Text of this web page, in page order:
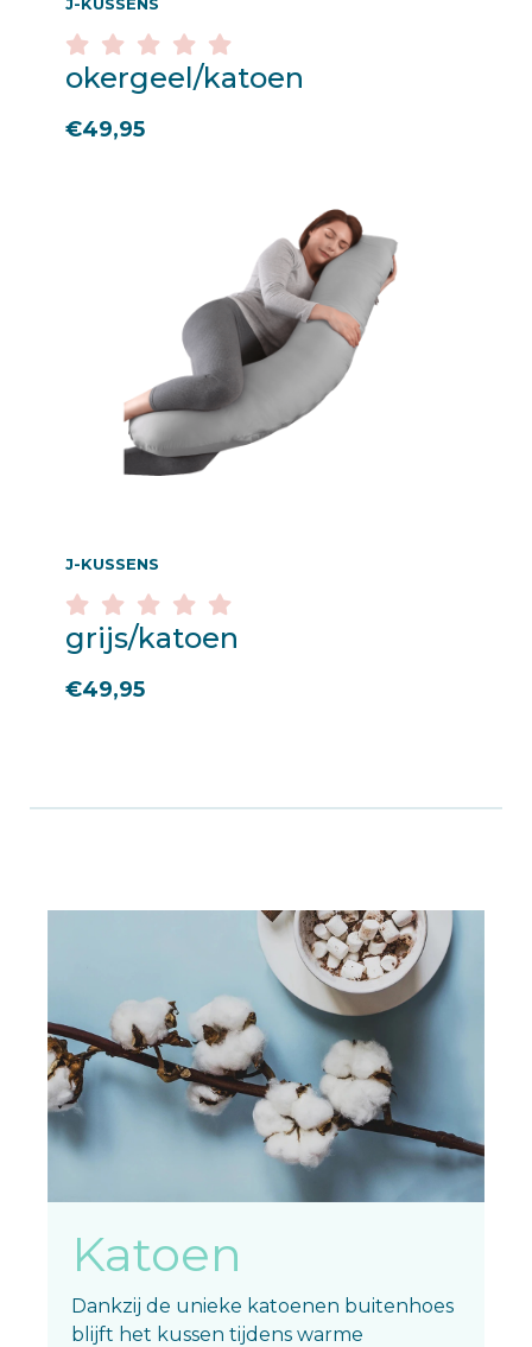
J-KUSSENS
okergeel/katoen
€49,95
J-KUSSENS
grijs/katoen
€49,95
Katoen
Dankzij de unieke katoenen buitenhoes
blijft het kussen tijdens warme